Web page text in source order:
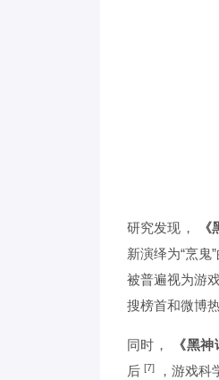
研究发现，
新演绎为“烹
被普遍视为游
搜榜首和微博
同时， 《黑
后[7] ，游戏